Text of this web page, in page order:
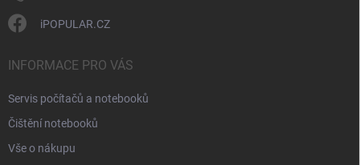
iPOPULAR.CZ
INFORMACE PRO VÁS
Servis počítačů a notebooků
Čištění notebooků
Vše o nákupu